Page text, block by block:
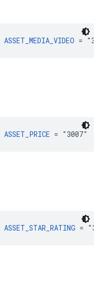
ASSET_MEDIA_VIDEO =
ASSET_PRICE = "3007"
ASSET_STAR_RATING =